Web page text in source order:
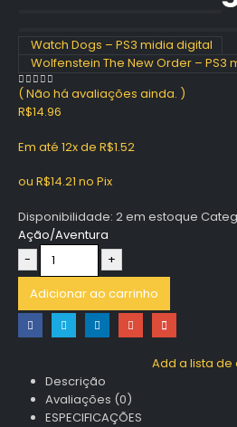
Watch Dogs – PS3 midia digital
Wolfenstein The New Order – PS3
0 out of 5
( Não há avaliações ainda. )
R$14.96
Em até 12x de R$1.52
ou R$14.21 no Pix
Disponibilidade: 2 em estoque
Ação/Aventura
-
+
Adicionar ao carrinho
Add a lista de
Descrição
Avaliações (0)
ESPECIFICAÇÕES